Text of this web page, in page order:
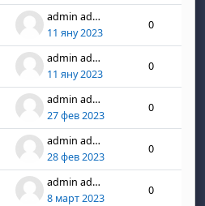
admin admin
11 яну 2023
0
admin admin
11 яну 2023
0
admin admin
27 фев 2023
0
admin admin
28 фев 2023
0
admin admin
8 март 2023
0